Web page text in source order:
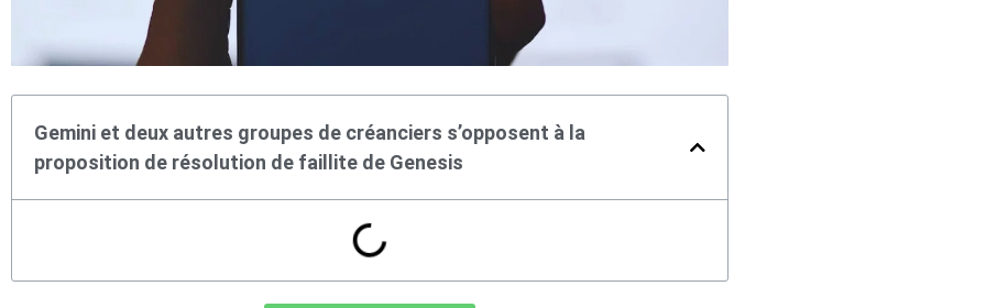
Gemini et deux autres groupes de créanciers s’opposent à la
proposition de résolution de faillite de Genesis